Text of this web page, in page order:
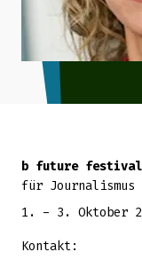
b future festival
für
1. - 3. Oktober
Kontakt: